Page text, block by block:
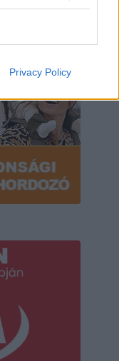
Privacy Policy